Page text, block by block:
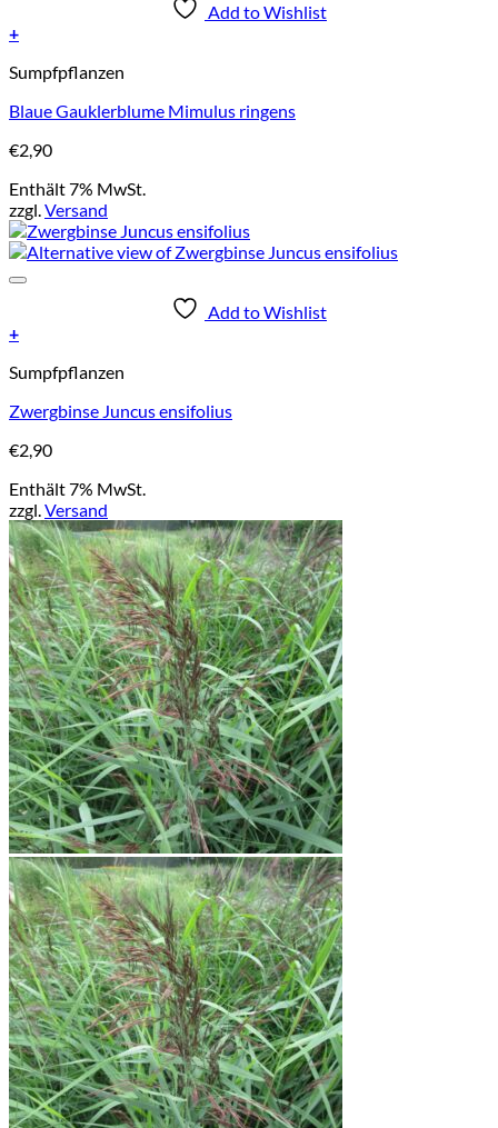
Add to Wishlist
+
Sumpfpflanzen
Blaue Gauklerblume Mimulus ringens
€2,90
Enthält 7% MwSt.
zzgl.Versand
Add to Wishlist
+
Sumpfpflanzen
Zwergbinse Juncus ensifolius
€2,90
Enthält 7% MwSt.
zzgl.Versand